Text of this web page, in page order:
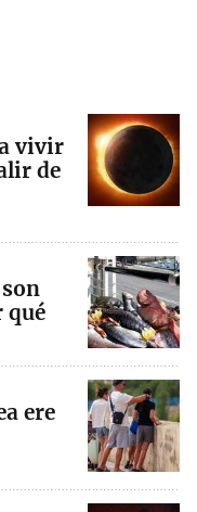
vivir
de
qué
ere